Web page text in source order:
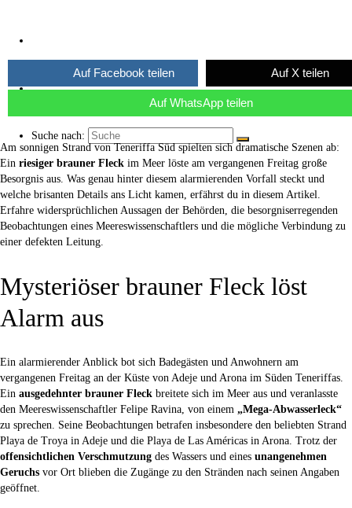
Kaffee ☕
Suche nach:
Auf Facebook teilen Auf X teilen
Auf WhatsApp teilen
Am sonnigen Strand von Teneriffa Süd spielten sich dramatische Szenen ab:
Ein riesiger brauner Fleck im Meer löste am vergangenen Freitag große
Besorgnis aus. Was genau hinter diesem alarmierenden Vorfall steckt und
welche brisanten Details ans Licht kamen, erfährst du in diesem Artikel.
Erfahre widersprüchlichen Aussagen der Behörden, die besorgniserregenden
Beobachtungen eines Meereswissenschaftlers und die mögliche Verbindung zu
einer defekten Leitung.
Mysteriöser brauner Fleck löst
Alarm aus
Ein alarmierender Anblick bot sich Badegästen und Anwohnern am
vergangenen Freitag an der Küste von Adeje und Arona im Süden Teneriffas.
Ein ausgedehnter brauner Fleck breitete sich im Meer aus und veranlasste
den Meereswissenschaftler Felipe Ravina, von einem „Mega-Abwasserleck“
zu sprechen. Seine Beobachtungen betrafen insbesondere den beliebten Strand
Playa de Troya in Adeje und die Playa de Las Américas in Arona. Trotz der
offensichtlichen Verschmutzung des Wassers und eines unangenehmen
Geruchs vor Ort blieben die Zugänge zu den Stränden nach seinen Angaben
geöffnet.